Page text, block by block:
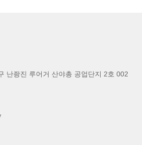
난좡진 루어거 산야총 공업단지 2호 002